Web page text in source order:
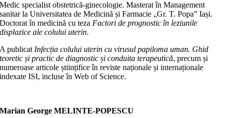
Medic specialist obstetrică-ginecologie. Masterat în Management
sanitar la Universitatea de Medicină și Farmacie „Gr. T. Popa” Iași.
Doctorat în medicină cu teza Factori de prognostic în leziunile
displazice ale colului uterin.
A publicat Infecția colului uterin cu virusul papiloma uman. Ghid
teoretic și practic de diagnostic și conduita terapeutică, precum și
numeroase articole științifice în reviste naționale și internaționale
indexate ISI, incluse în Web of Science.
Marian George MELINTE-POPESCU